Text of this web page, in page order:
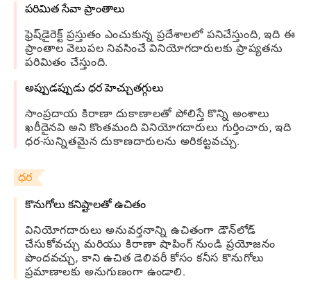
పరిమిత సేవా ప్రాంతాలు
ఫ్రెష్‌డైరెక్ట్ ప్రస్తుతం ఎంచుకున్న ప్రదేశాలలో పనిచేస్తుంది, ఇది ఈ
ప్రాంతాల వెలుపల నివసించే వినియోగదారులకు ప్రాప్యతను
పరిమితం చేస్తుంది.
అప్పుడప్పుడు ధర హెచ్చుతగ్గులు
సాంప్రదాయ కిరాణా దుకాణాలతో పోలిస్తే కొన్ని అంశాలు
ఖరీదైనవి అని కొంతమంది వినియోగదారులు గుర్తించారు, ఇది
ధర-సున్నితమైన దుకాణదారులను అరికట్టవచ్చు.
ధర
కొనుగోలు కనిష్టాలతో ఉచితం
వినియోగదారులు అనువర్తనాన్ని ఉచితంగా డౌన్‌లోడ్
చేసుకోవచ్చు మరియు కిరాణా షాపింగ్ నుండి ప్రయోజనం
పొందవచ్చు, కాని ఉచిత డెలివరీ కోసం కనీస కొనుగోలు
ప్రమాణాలకు అనుగుణంగా ఉండాలి.